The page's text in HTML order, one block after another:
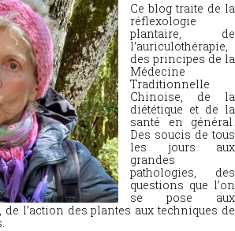
Ce blog traite de la
réflexologie
plantaire, de
l’auriculothérapie,
des principes de la
Médecine
Traditionnelle
Chinoise, de la
diététique et de la
santé en général.
Des soucis de tous
les jours aux
grandes
pathologies, des
questions que l’on
se pose aux
de l’action des plantes aux techniques de